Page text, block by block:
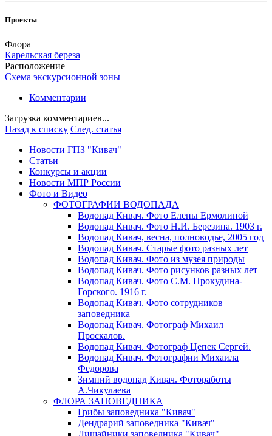
Проекты
Флора
Карельская береза
Расположение
Схема экскурсионной зоны
Комментарии
Загрузка комментариев...
Назад к списку След. статья
Новости ГПЗ "Кивач"
Статьи
Конкурсы и акции
Новости МПР России
Фото и Видео
ФОТОГРАФИИ ВОДОПАДА
Водопад Кивач. Фото Елены Ермолиной
Водопад Кивач. Фото Н.И. Березина. 1903 г.
Водопад Кивач, весна, полноводье, 2005 год
Водопад Кивач. Старые фото разных лет
Водопад Кивач. Фото из музея природы
Водопад Кивач. Фото рисунков разных лет
Водопад Кивач. Фото С.М. Прокудина-
Горского. 1916 г.
Водопад Кивач. Фото сотрудников
заповедника
Водопад Кивач. Фотограф Михаил
Проскалов.
Водопад Кивач. Фотограф Цепек Сергей.
Водопад Кивач. Фотографии Михаила
Федорова
Зимний водопад Кивач. Фотоработы
А.Чикулаева
ФЛОРА ЗАПОВЕДНИКА
Грибы заповедника "Кивач"
Дендрарий заповедника "Кивач"
Лишайники заповедника "Кивач"